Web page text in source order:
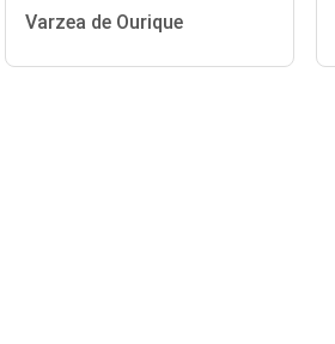
Varzea de Ourique